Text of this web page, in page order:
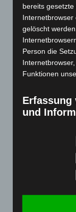
September 2023
August 2023
Juli 2023(118)
Juni 2023(142)
Mai 2023(139)
März 2023(174)
Februar 2023
bereits
gelöscht
Person die
Funktionen
Erfassung
und
Internetseite
automatisiertes
Daten und
Informationen
Browsertypen
System